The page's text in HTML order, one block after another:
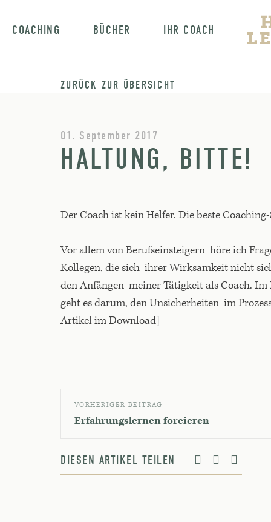
COACHING BÜCHER IHR COACH
ZURÜCK ZUR ÜBERSICHT
01. September 2017
HALTUNG, BITTE!
Der Coach ist kein Helfer. Die beste
Vor allem von Berufseinsteigern höre ich
Kollegen, die sich ihrer Wirksamkeit nicht
den Anfängen meiner Tätigkeit als Coach. Im
geht es darum, den Unsicherheiten im
Artikel im Download]
VORHERIGER BEITRAG
Erfahrungslernen forcieren
DIESEN ARTIKEL TEILEN